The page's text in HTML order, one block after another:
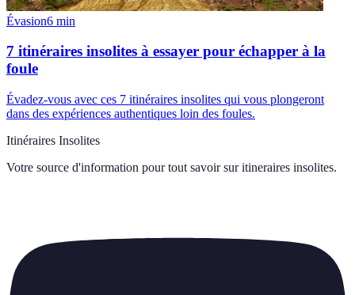
Évasion6 min
7 itinéraires insolites à essayer pour échapper à la
foule
Évadez-vous avec ces 7 itinéraires insolites qui vous plongeront
dans des expériences authentiques loin des foules.
Itinéraires Insolites
Votre source d'information pour tout savoir sur itineraires insolites.